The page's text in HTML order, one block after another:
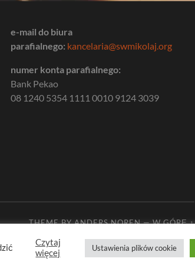
e-mail do biura
parafialnego: kancelaria@swmikolaj.org
numer konta parafialnego:
Bank Pekao
08 1240 5354 1111 0010 9124 3039
THEME BYANDERS NOREN—W GÓRĘ ↑
Czytaj
więcej
Ustawienia plików cookie